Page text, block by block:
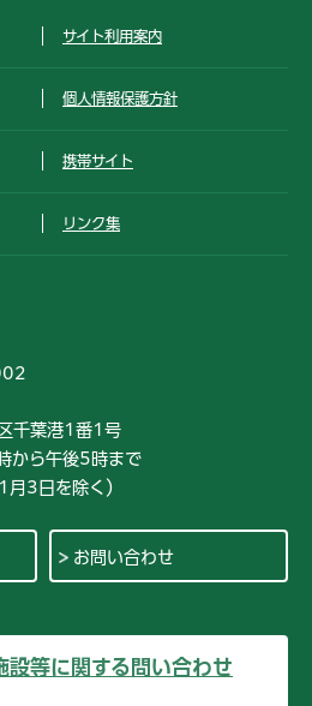
サイト利用案内
個人情報保護方針
携帯サイト
リンク集
千葉港1番1号
から午後5時まで
3日を除く）
お問い合わせ
設等に関する問い合わせ